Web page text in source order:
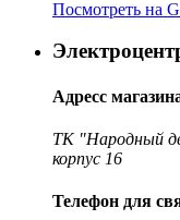
Посмотреть на
Адресс
ТК "Народный
корпус 16
Телефон для